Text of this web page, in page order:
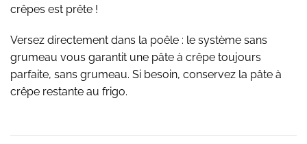
crêpes est prête !
Versez directement dans la poêle : le système sans
grumeau vous garantit une pâte à crêpe toujours
parfaite, sans grumeau. Si besoin, conservez la pâte à
crêpe restante au frigo.